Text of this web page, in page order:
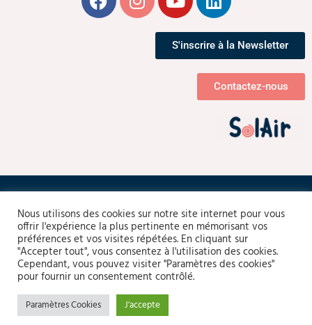
S'inscrire à la Newsletter
Contactez-nous
–Mentions légales
© 2025 –K-shu Mix
Nous utilisons des cookies sur notre site internet pour vous
offrir l'expérience la plus pertinente en mémorisant vos
préférences et vos visites répétées. En cliquant sur
"Accepter tout", vous consentez à l'utilisation des cookies.
Cependant, vous pouvez visiter "Paramètres des cookies"
pour fournir un consentement contrôlé.
Paramètres Cookies J'accepte